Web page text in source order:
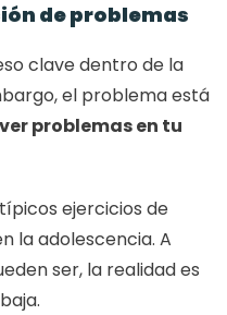
de problemas
clave dentro de la
el problema está
problemas en tu
ejercicios de
la adolescencia. A
ser, la realidad es